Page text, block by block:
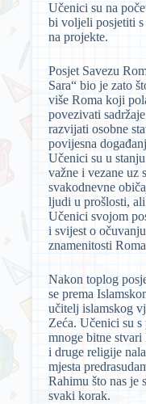
Učenici su na
bi voljeli posjetiti s
na projekte.
Posjet Savezu
Sara“ bio je zato
više Roma koji
povezivati
razvijati osobne
povijesna
Učenici su u
važne i vezane uz
svakodnevne
ljudi u prošlosti,
Učenici svojom
i svijest o
znamenitosti
Nakon toplog
se prema
učitelj islamskog
Zeća. Učenici su
mnoge bitne stvari
i druge religije
mjesta
Rahimu što nas je
svaki korak.